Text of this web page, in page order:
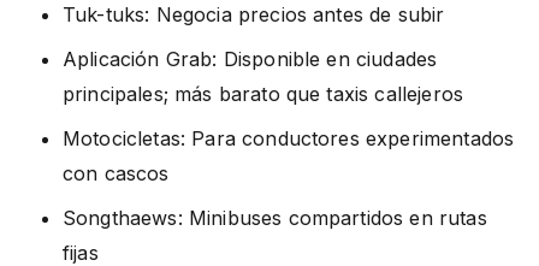
Tuk-tuks: Negocia precios antes de subir
Aplicación Grab: Disponible en ciudades
principales; más barato que taxis callejeros
Motocicletas: Para conductores experimentados
con cascos
Songthaews: Minibuses compartidos en rutas
fijas